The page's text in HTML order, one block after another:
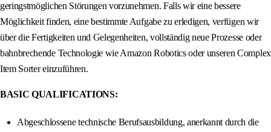
geringstmöglichen Störungen vorzunehmen. Falls wir eine bessere
Möglichkeit finden, eine bestimmte Aufgabe zu erledigen, verfügen wir
über die Fertigkeiten und Gelegenheiten, vollständig neue Prozesse oder
bahnbrechende Technologie wie Amazon Robotics oder unseren Complex
Item Sorter einzuführen.
BASIC QUALIFICATIONS:
Abgeschlossene technische Berufsausbildung, anerkannt durch die